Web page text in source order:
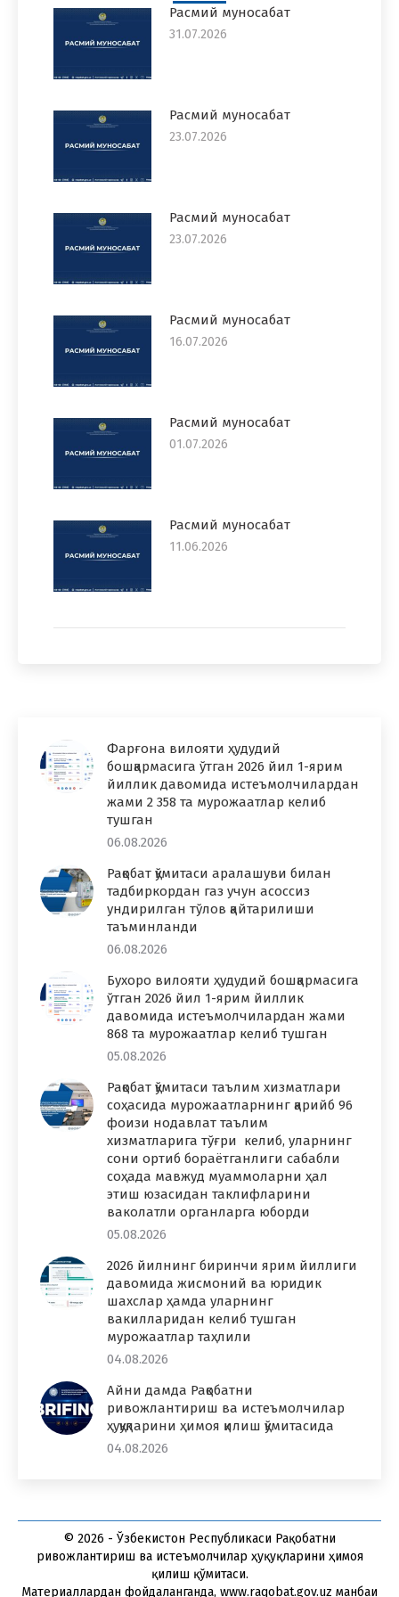
Расмий муносабат
31.07.2026
Расмий муносабат
23.07.2026
Расмий муносабат
23.07.2026
Расмий муносабат
16.07.2026
Расмий муносабат
01.07.2026
Расмий муносабат
11.06.2026
Фарғона вилояти ҳудудий
бошқармасига ўтган 2026 йил 1-ярим
йиллик давомида истеъмолчилардан
жами 2 358 та мурожаатлар келиб
тушган
06.08.2026
Рақобат қўмитаси аралашуви билан
тадбиркордан газ учун асоссиз
ундирилган тўлов қайтарилиши
таъминланди
06.08.2026
Бухоро вилояти ҳудудий бошқармасига
ўтган 2026 йил 1-ярим йиллик
давомида истеъмолчилардан жами
868 та мурожаатлар келиб тушган
05.08.2026
Рақобат қўмитаси таълим хизматлари
соҳасида мурожаатларнинг қарийб 96
фоизи нодавлат таълим
хизматларига тўғри келиб, уларнинг
сони ортиб бораётганлиги сабабли
соҳада мавжуд муаммоларни ҳал
этиш юзасидан таклифларини
ваколатли органларга юборди
05.08.2026
2026 йилнинг биринчи ярим йиллиги
давомида жисмоний ва юридик
шахслар ҳамда уларнинг
вакилларидан келиб тушган
мурожаатлар таҳлили
04.08.2026
Айни дамда Рақобатни
ривожлантириш ва истеъмолчилар
ҳуқуқларини ҳимоя қилиш қўмитасида
04.08.2026
© 2026 - Ўзбекистон Республикаси Рақобатни
ривожлантириш ва истеъмолчилар ҳуқуқларини ҳимоя
қилиш қўмитаси.
Материаллардан фойдаланганда, www.raqobat.gov.uz манбаи